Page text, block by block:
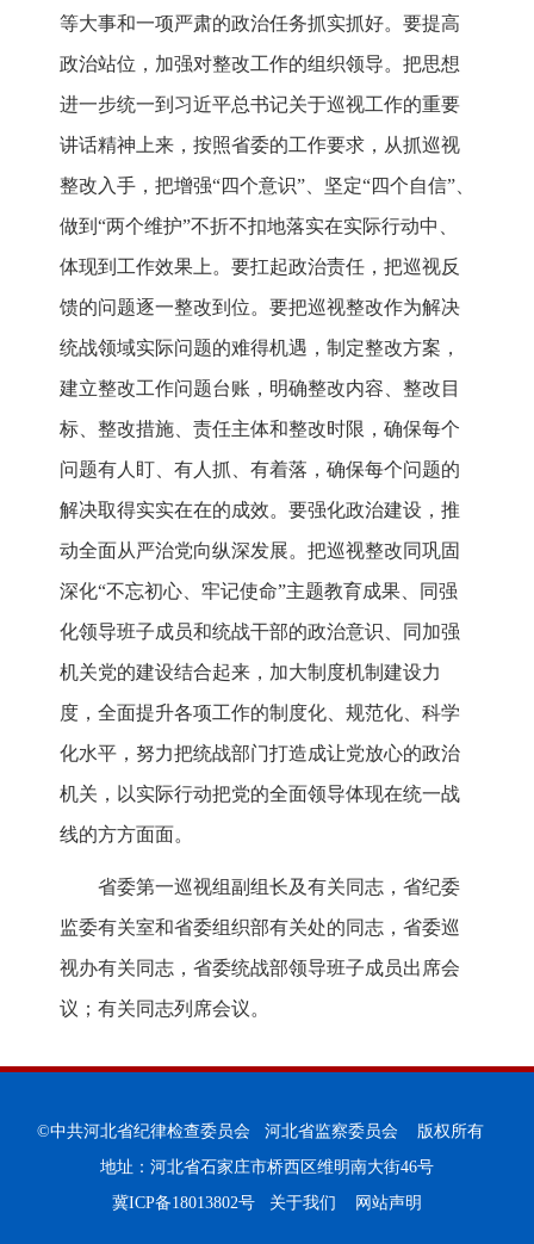
等大事和一项严肃的政治任务抓实抓好。要提高
政治站位，加强对整改工作的组织领导。把思想
进一步统一到习近平总书记关于巡视工作的重要
讲话精神上来，按照省委的工作要求，从抓巡视
整改入手，把增强“四个意识”、坚定“四个自信”、
做到“两个维护”不折不扣地落实在实际行动中、
体现到工作效果上。要扛起政治责任，把巡视反
馈的问题逐一整改到位。要把巡视整改作为解决
统战领域实际问题的难得机遇，制定整改方案，
建立整改工作问题台账，明确整改内容、整改目
标、整改措施、责任主体和整改时限，确保每个
问题有人盯、有人抓、有着落，确保每个问题的
解决取得实实在在的成效。要强化政治建设，推
动全面从严治党向纵深发展。把巡视整改同巩固
深化“不忘初心、牢记使命”主题教育成果、同强
化领导班子成员和统战干部的政治意识、同加强
机关党的建设结合起来，加大制度机制建设力
度，全面提升各项工作的制度化、规范化、科学
化水平，努力把统战部门打造成让党放心的政治
机关，以实际行动把党的全面领导体现在统一战
线的方方面面。
省委第一巡视组副组长及有关同志，省纪委
监委有关室和省委组织部有关处的同志，省委巡
视办有关同志，省委统战部领导班子成员出席会
议；有关同志列席会议。
©中共河北省纪律检查委员会 河北省监察委员会 版权所有
地址：河北省石家庄市桥西区维明南大街46号
冀ICP备18013802号
关于我们 网站声明